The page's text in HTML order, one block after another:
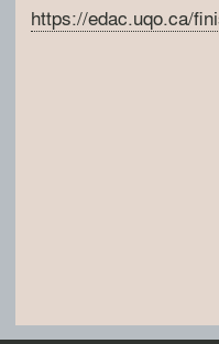
https://edac.uqo.ca/